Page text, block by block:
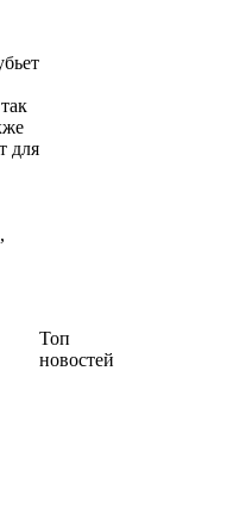
для
Топ
новостей